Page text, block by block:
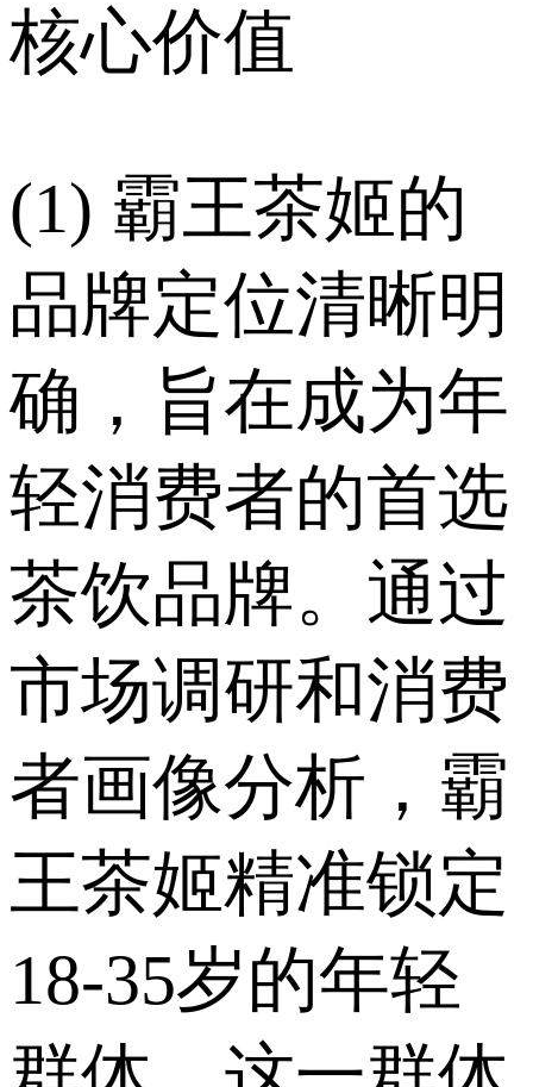
核心价值
(1) 霸王茶姬的
品牌定位清晰明
确，旨在成为年
轻消费者的首选
茶饮品牌。通过
市场调研和消费
者画像分析，霸
王茶姬精准锁定
18-35岁的年轻